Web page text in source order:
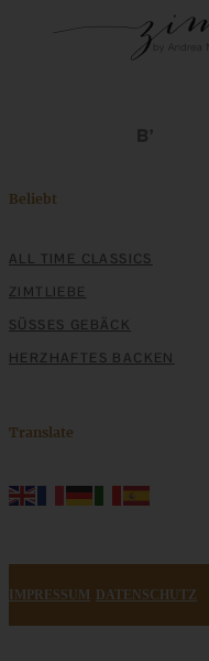
Beliebt
ALL TIME CLASSICS
ZIMTLIEBE
SÜSSES GEBÄCK
HERZHAFTES BACKEN
Translate
IMPRESSUM DATENSCHUTZ